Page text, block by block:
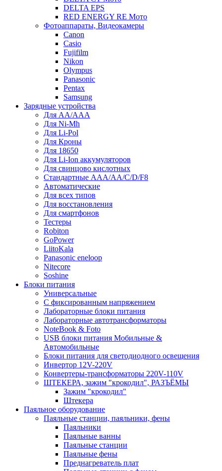
DELTA EPS
RED ENERGY RE Мото
Фотоаппараты, Видеокамеры
Canon
Casio
Fujifilm
Nikon
Olympus
Panasonic
Pentax
Samsung
Зарядные устройства
Для AA/AAA
Для Ni-Mh
Для Li-Pol
Для Кроны
Для 18650
Для Li-Ion аккумуляторов
Для свинцово кислотных
Стандартные ААА/АА/С/D/F8
Автоматические
Для всех типов
Для восстановления
Для смартфонов
Тестеры
Robiton
GoPower
LiitoKala
Panasonic eneloop
Nitecore
Soshine
Блоки питания
Универсальные
C фиксированным напряжением
Лабораторные блоки питания
Лабораторные автотрансформаторы
NoteBook & Foto
USB блоки питания Мобильные &
Автомобильные
Блоки питания для светодиодного освещения
Инвертор 12V-220V
Конвертеры-трансформаторы 220V-110V
ШТЕКЕРА, зажим "крокодил", РАЗЪЁМЫ
Зажим "крокодил"
Штекера
Паяльное оборудование
Паяльные станции, паяльники, фены
Паяльники
Паяльные ванны
Паяльные станции
Паяльные фены
Преднагреватель плат